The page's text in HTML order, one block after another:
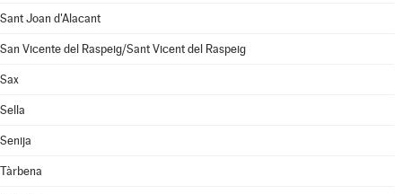
Sant Joan d'Alacant
San Vicente del Raspeig/Sant Vicent del Raspeig
Sax
Sella
Senija
Tàrbena